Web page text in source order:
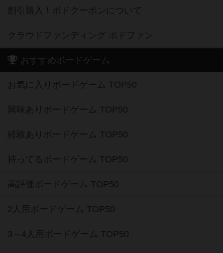
割引購入！ボドクーポンについて
クラウドファンディング ボドファン
おすすめボードゲーム
お気に入りボードゲーム TOP50
興味ありボードゲーム TOP50
経験ありボードゲーム TOP50
持ってるボードゲーム TOP50
高評価ボードゲーム TOP50
2人用ボードゲーム TOP50
3～4人用ボードゲーム TOP50